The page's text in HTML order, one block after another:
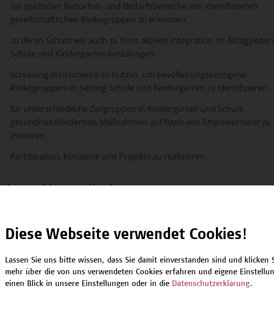
die speziellen Bedürfnis- und Bedarfsbereiche von identifizierten
gesellschaftlichen Risikogruppen zu erkennen.
zu deren Schutz wie auch zu ihrer aktiven Integration im
Schule und Kindergarten beizutragen.
Screening-Instrumente zu nutzen, um bevölkerungsbezogene
Risikogruppen im Setting Schule und Kindergarten zu identifizieren.
für unterschiedliche Zielgruppen in Kindergarten und Schule
gesundheitsfördernde Maßnahmen auf Basis von Empowerment zu
initiieren.
Partizipation, Konzepte und Projekte zu realisieren.
Gruppenarbeiten, Diskussion.
Auf einen Blick
Diese Webseite verwendet Cookies!
Lassen Sie uns bitte wissen, dass Sie damit einverstanden sind und klicken
mehr über die von uns verwendeten Cookies erfahren und eigene
einen Blick in unsere Einstellungen oder in die Datenschutzerklärung.